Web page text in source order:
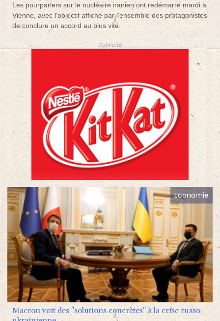
Les pourparlers sur le nucléaire iranien ont redémarré mardi à
Vienne, avec l'objectif affiché par l'ensemble des protagonistes
de conclure un accord au plus vite.
Publicité
Economie
Macron voit des "solutions concrètes" à la crise russo-